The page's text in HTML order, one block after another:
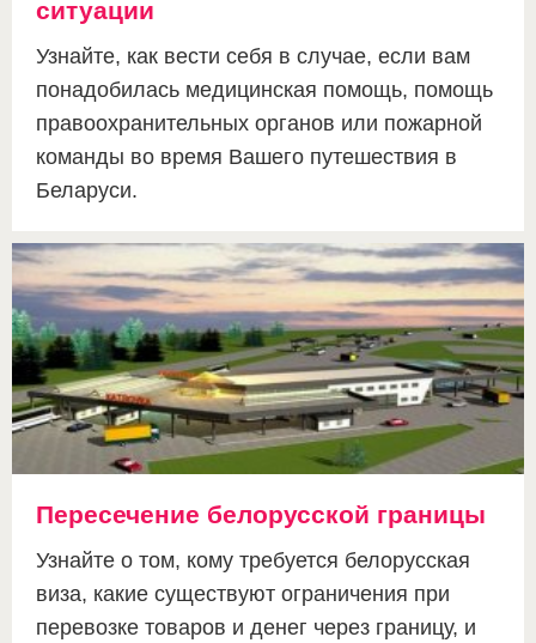
ситуации
Узнайте, как вести себя в случае, если вам
понадобилась медицинская помощь, помощь
правоохранительных органов или пожарной
команды во время Вашего путешествия в
Беларуси.
Пересечение белорусской границы
Узнайте о том, кому требуется белорусская
виза, какие существуют ограничения при
перевозке товаров и денег через границу, и